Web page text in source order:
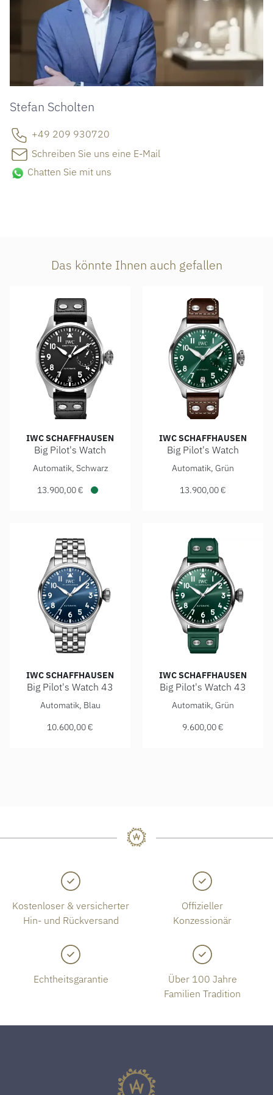
Stefan Scholten
+49 209 930720
Schreiben Sie uns eine E-Mail
Chatten Sie mit uns
Das könnte Ihnen auch gefallen
IWC SCHAFFHAUSEN
Big Pilot's Watch
IWC Schaffhausen Big Pilot's Watch, Ref: IW501001,
Automatik, Schwarz
13.900,00 €
IWC SCHAFFHAUSEN
Big Pilot's Watch
IWC Schaffhausen Big
Automatik, Grün
13.900,00 €
IWC SCHAFFHAUSEN
Big Pilot's Watch 43
IWC Schaffhausen Big Pilot's Watch 43, Ref: IW329304,
Automatik, Blau
10.600,00 €
IWC SCHAFFHAUSEN
Big Pilot's Watch 43
IWC Schaffhausen Big
Automatik, Grün
9.600,00 €
Kostenloser & versicherter
Hin- und Rückversand
Offizieller
Konzessionär
Echtheitsgarantie
Über 100 Jahre
Familien Tradition